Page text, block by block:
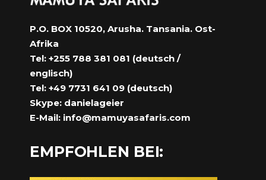
P.O. BOX 10520, Arusha. Tansania. Ost-
Afrika
Tel: +255 788 381 081 (deutsch /
englisch)
Tel: +49 7731 641 09 (deutsch)
Skype: danielageier
E-Mail: info@mamuyasafaris.com
EMPFOHLEN BEI: